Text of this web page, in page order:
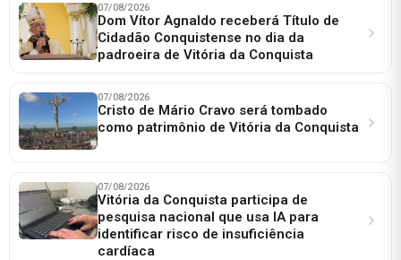
07/08/2026
Dom Vítor Agnaldo receberá Título de
Cidadão Conquistense no dia da
padroeira de Vitória da Conquista
07/08/2026
Cristo de Mário Cravo será tombado
como patrimônio de Vitória da Conquista
07/08/2026
Vitória da Conquista participa de
pesquisa nacional que usa IA para
identificar risco de insuficiência
cardíaca